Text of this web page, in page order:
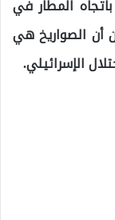
المطار في
أن الصواريخ هي
الإسرائيلي.